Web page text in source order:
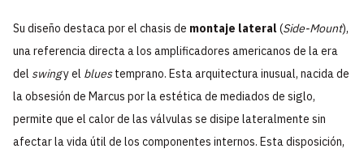
Su diseño destaca por el chasis de montaje lateral (Side-Mount),
una referencia directa a los amplificadores americanos de la era
del swingy el bluestemprano. Esta arquitectura inusual, nacida de
la obsesión de Marcus por la estética de mediados de siglo,
permite que el calor de las válvulas se disipe lateralmente sin
afectar la vida útil de los componentes internos. Esta disposición,